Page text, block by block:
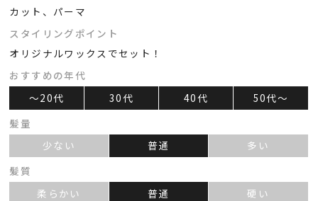
カット、パーマ
スタイリングポイント
オリジナルワックスでセット！
おすすめの年代
～20代
30代 40代
50代～
髪量
少ない
普通
多い
髪質
柔らかい
普通
硬い